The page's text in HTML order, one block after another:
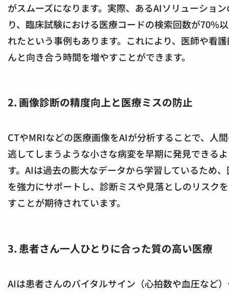
がスムーズになります。実際、あるAIソリューショ
り、臨床試験における医療コードの検索回数が70%
れたという事例もあります。これにより、医師や看
んと向き合う時間を増やすことができます。
2. 画像診断の精度向上と医療ミスの防止
CTやMRIなどの医療画像をAIが分析することで、人
逃してしまうような小さな病変を早期に発見できる
す。AIは過去の膨大なデータから学習しているため
を強力にサポートし、診断ミスや見落としのリスク
すことが期待されています。
3. 患者さん一人ひとりに合った質の高い医療
AIは患者さんのバイタルサイン（心拍数や血圧など